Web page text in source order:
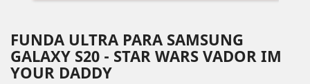
FUNDA ULTRA PARA SAMSUNG
GALAXY S20 - STAR WARS VADOR IM
YOUR DADDY